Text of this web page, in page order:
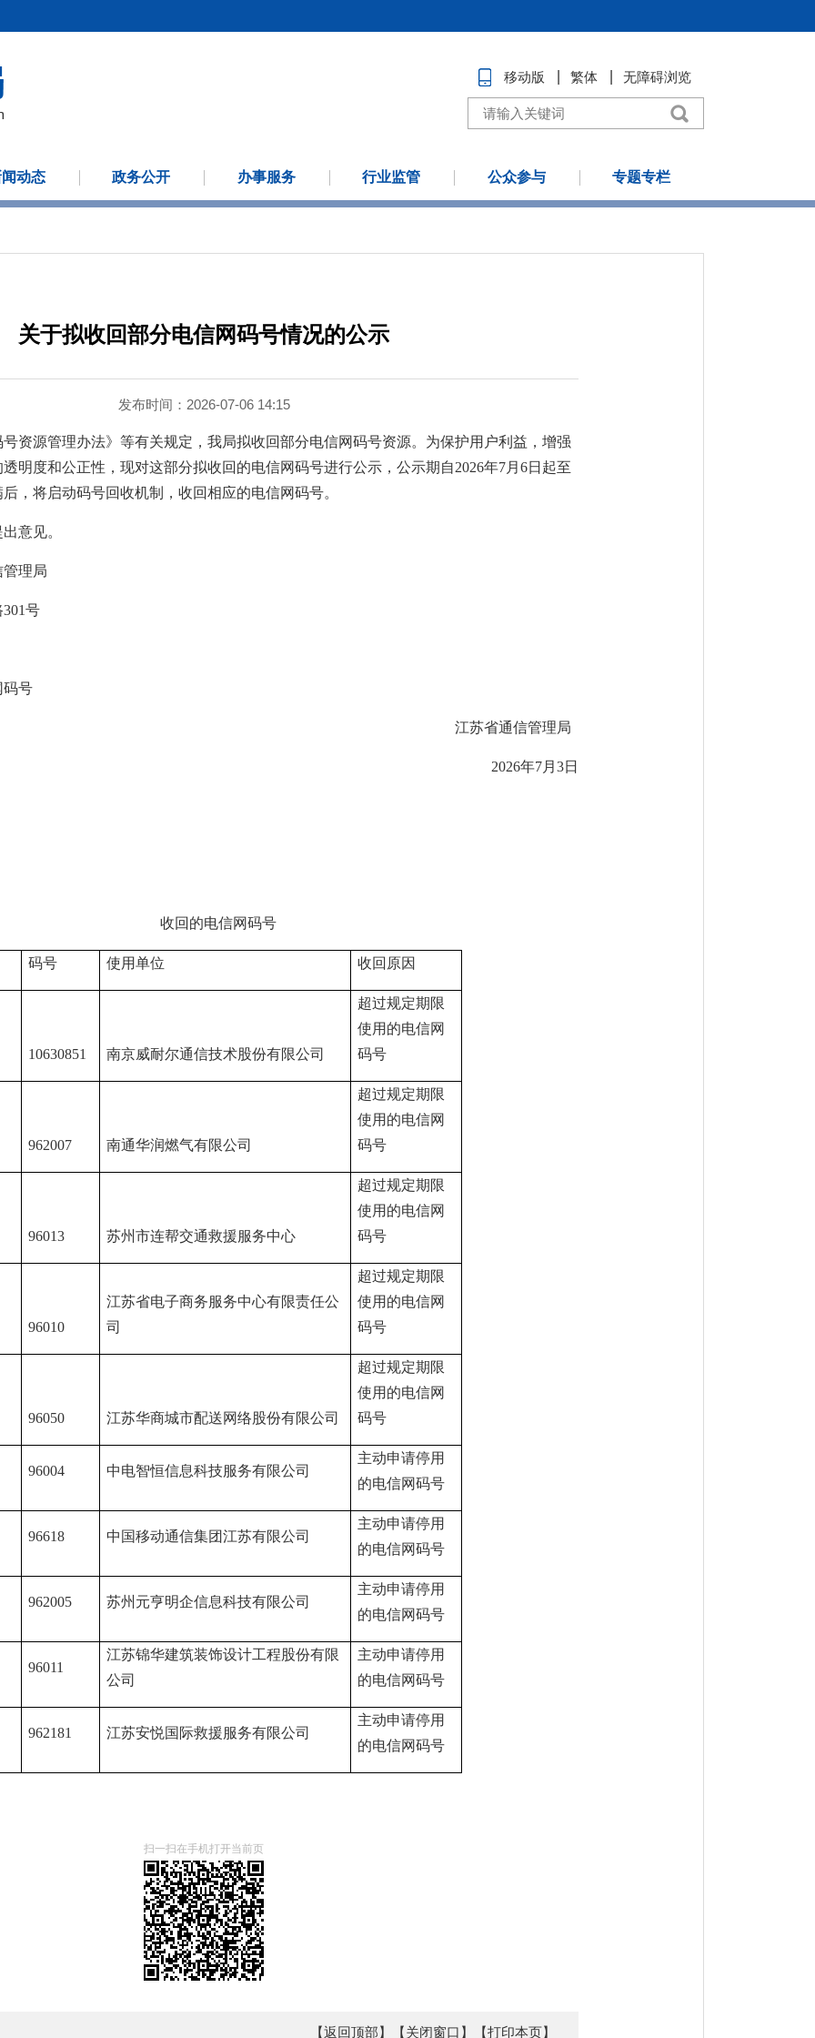
移动版 繁体 无障碍浏览
动态 政务公开 办事服务 行业监管 公众参与 专题专栏
关于拟收回部分电信网码号情况的公示
发布时间：2026-07-06 14:15
资源管理办法》等有关规定，我局拟收回部分电信网码号资源。为保护用户利益，增强
明度和公正性，现对这部分拟收回的电信网码号进行公示，公示期自2026年7月6日起至
，将启动码号回收机制，收回相应的电信网码号。
意见。
理局
号
码号
江苏省通信管理局
2026年7月3日
收回的电信网码号
码号 使用单位 收回原因
10630851
南京威耐尔通信技术股份有限公司
超过规定期限
使用的电信网
码号
962007
南通华润燃气有限公司
超过规定期限
使用的电信网
码号
96013
苏州市连帮交通救援服务中心
超过规定期限
使用的电信网
码号
96010
江苏省电子商务服务中心有限责任公
司
超过规定期限
使用的电信网
码号
96050
江苏华商城市配送网络股份有限公司
超过规定期限
使用的电信网
码号
96004 中电智恒信息科技服务有限公司
主动申请停用
的电信网码号
96618 中国移动通信集团江苏有限公司
主动申请停用
的电信网码号
962005 苏州元亨明企信息科技有限公司
主动申请停用
的电信网码号
96011
江苏锦华建筑装饰设计工程股份有限
公司
主动申请停用
的电信网码号
962181 江苏安悦国际救援服务有限公司
主动申请停用
的电信网码号
扫一扫在手机打开当前页
【返回顶部】 【关闭窗口】 【打印本页】